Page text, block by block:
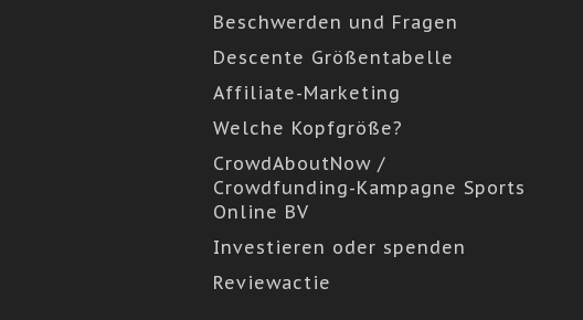
Beschwerden und Fragen
Descente Größentabelle
Affiliate-Marketing
Welche Kopfgröße?
CrowdAboutNow /
Crowdfunding-Kampagne Sports
Online BV
Investieren oder spenden
Reviewactie